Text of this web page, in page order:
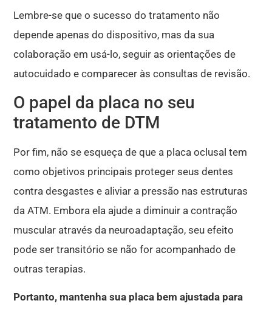
Lembre-se que o sucesso do tratamento não
depende apenas do dispositivo, mas da sua
colaboração em usá-lo, seguir as orientações de
autocuidado e comparecer às consultas de revisão.
O papel da placa no seu
tratamento de DTM
Por fim, não se esqueça de que a placa oclusal tem
como objetivos principais proteger seus dentes
contra desgastes e aliviar a pressão nas estruturas
da ATM. Embora ela ajude a diminuir a contração
muscular através da neuroadaptação, seu efeito
pode ser transitório se não for acompanhado de
outras terapias.
Portanto, mantenha sua placa bem ajustada para